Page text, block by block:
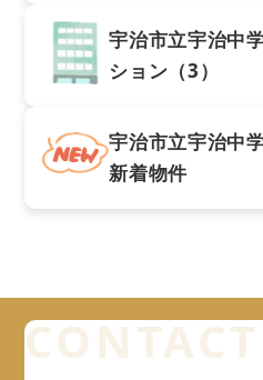
宇治市立宇治中
ション（3）
宇治市立宇治中
新着物件